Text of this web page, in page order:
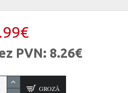
PVN: 8.26€
GROZĀ